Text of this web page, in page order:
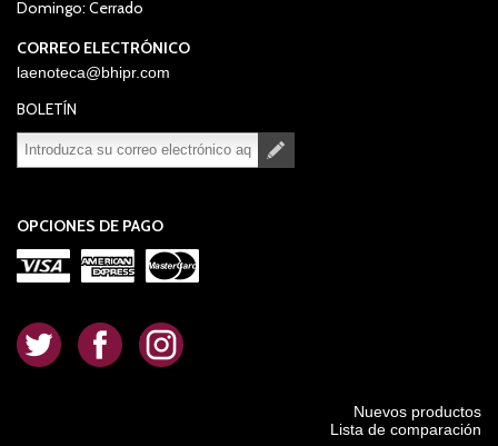
Domingo: Cerrado
CORREO ELECTRÓNICO
laenoteca@bhipr.com
BOLETÍN
OPCIONES DE PAGO
. . .
Nuevos productos
Lista de comparación